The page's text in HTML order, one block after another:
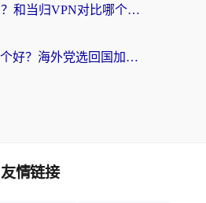
穿梭VPN好用吗？和当归VPN对比哪个回国效果更好？海外党亲测实用指南
穿梭和六毫秒哪个好？海外党选回国加速器的避坑指南，附番茄加速器实测
友情链接